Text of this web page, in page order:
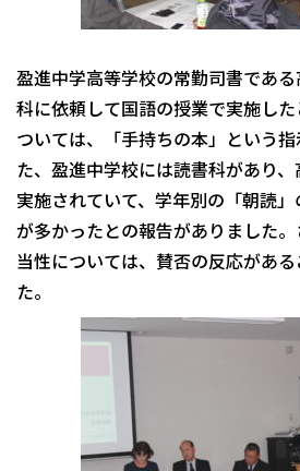
盈進中学高等学校の常勤司書であ
科に依頼して国語の授業で実施し
ついては、「手持ちの本」という
た、盈進中学校には読書科があり
実施されていて、学年別の「朝読
が多かったとの報告がありました
当性については、賛否の反応があ
た。